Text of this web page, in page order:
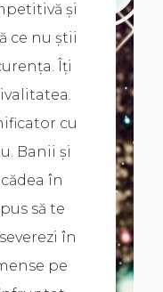
și
ce nu știi
Îți
cu
Banii și
în
să te
în
pe